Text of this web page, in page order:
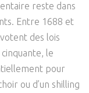
reste dans
Entre 1688 et
des lois
le
pour
ou d’un shilling